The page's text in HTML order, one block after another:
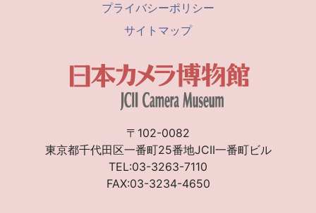
プライバシーポリシー
サイトマップ
〒102-0082
東京都千代田区一番町25番地JCII一番町ビル
TEL:03-3263-7110
FAX:03-3234-4650